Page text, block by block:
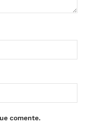
comente.